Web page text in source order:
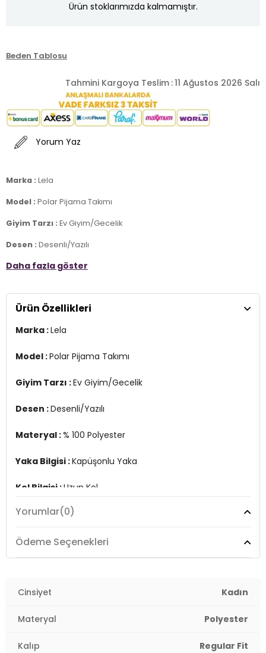
Ürün stoklarımızda kalmamıştır.
Beden Tablosu
Tahmini Kargoya Teslim :11 Ağustos 2026 Salı
Yorum Yaz
Marka : Lela
Model : Polar Pijama Takımı
Giyim Tarzı : Ev Giyim/Gecelik
Desen : Desenli/Yazılı
Materyal :% 100 Polyester
Kol Bilgisi :Uzun Kol
Kalıp Bilgisi : Regular Fit
Detay :
-Ponponlu
60 cm / Basen : 90 cm / Beden : M
2DK6571002.182
Daha fazla göster
Ürün Özellikleri
Marka :Lela
Model :Polar Pijama Takımı
Giyim Tarzı :Ev Giyim/Gecelik
Desen :Desenli/Yazılı
Materyal :% 100 Polyester
Yaka Bilgisi :Kapüşonlu Yaka
Kol Bilgisi :Uzun Kol
Kalıp Bilgisi :Regular Fit
Detay :
Manken Ölçüsü :
Kilo : 53 kg / Boy : 1.80 cm / Göğüs :
2DK6571002.182
Yorumlar(0)
Ödeme Seçenekleri
Cinsiyet Kadın
Materyal Polyester
Kalıp Regular Fit